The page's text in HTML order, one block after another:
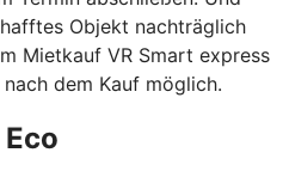
Objekt nachträglich
Mietkauf VR Smart express
dem Kauf möglich.